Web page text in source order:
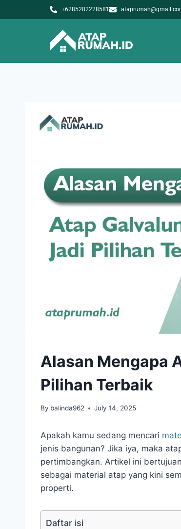
+6285282228581
Alasan Mengapa
Pilihan Terbaik
By balinda962 July 14, 2025
Apakah kamu sedang mencari
jenis bangunan? Jika iya, maka
pertimbangkan. Artikel ini
sebagai material atap yang kini
properti.
Daftar isi